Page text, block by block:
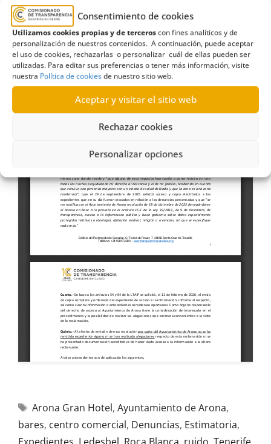
Consentimiento de cookies
Utilizamos cookies propias y de terceroscon fines analíticos y de
personalización de nuestros contenidos. A continuación, puede aceptar
el uso de cookies, rechazarlas o personalizar cuál de ellas pueden ser
utilizadas. Para editar sus preferencias o tener más información, visite
nuestra Política de cookiesde nuestro sitio web.
Aceptar y visitar el sitio web
Rechazar cookies
Personalizar opciones
Arona Gran Hotel, Ayuntamiento de Arona,
bares, centro comercial, Denuncias, Estimatoria,